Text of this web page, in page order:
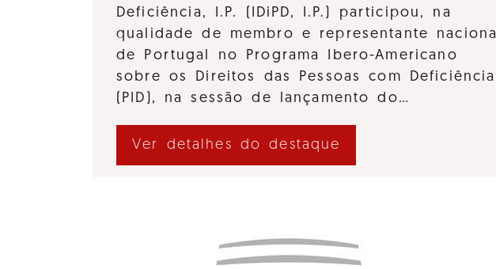
Deficiência, I.P. (IDiPD, I.P.) participou, na
qualidade de membro e representante nacional
de Portugal no Programa Ibero-Americano
sobre os Direitos das Pessoas com Deficiência
(PID), na sessão de lançamento do…
Ver detalhes do destaque